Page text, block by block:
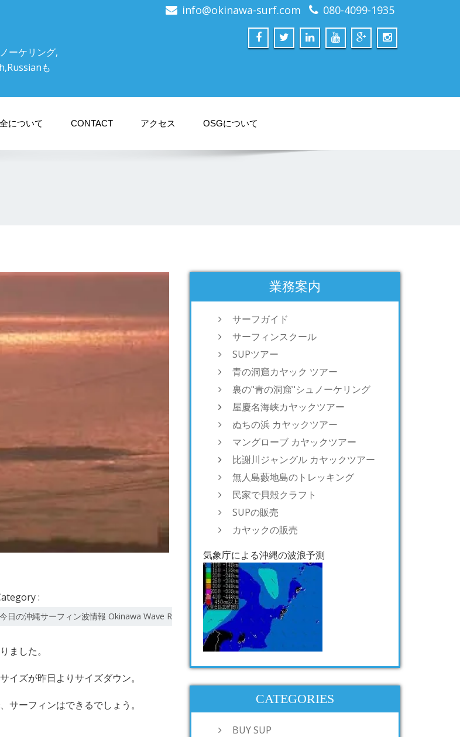
ーケリング,
も
info@okinawa-surf.com 080-4099-1935
について CONTACT アクセス OSGについて
:
今日の沖縄サーフィン波情報 Okinawa Wave Report
ました。
イズが昨日よりサイズダウン。
サーフィンはできるでしょう。
業務案内
サーフガイド
サーフィンスクール
SUPツアー
青の洞窟カヤック ツアー
裏の"青の洞窟"シュノーケリング
屋慶名海峡カヤックツアー
ぬちの浜 カヤックツアー
マングローブ カヤックツアー
比謝川ジャングル カヤックツアー
無人島藪地島のトレッキング
民家で貝殻クラフト
SUPの販売
カヤックの販売
気象庁による沖縄の波浪予測
CATEGORIES
BUY SUP